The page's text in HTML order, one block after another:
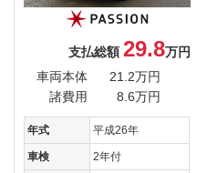
支払総額 29.8万円
車両本体
21.2万円
諸費用
8.6万円
年式 平成26年
車検 2年付